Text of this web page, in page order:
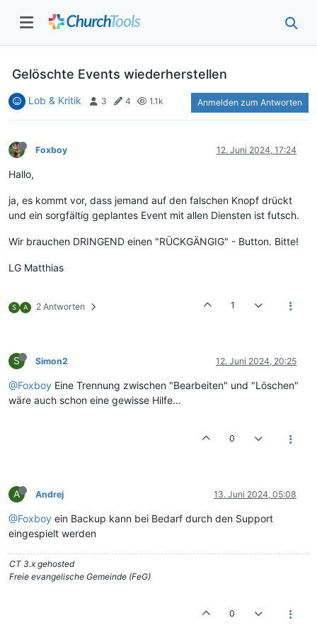
Gelöschte Events wiederherstellen
Lob & Kritik 3 4 1.1k Anmelden zum Antworten
Foxboy 12. Juni 2024, 17:24
Hallo,
ja, es kommt vor, dass jemand auf den falschen Knopf drückt
und ein sorgfältig geplantes Event mit allen Diensten ist futsch.
Wir brauchen DRINGEND einen "RÜCKGÄNGIG" - Button. Bitte!
LG Matthias
S A 2 Antworten 1
S Simon2 12. Juni 2024, 20:25
@Foxboy Eine Trennung zwischen "Bearbeiten" und "Löschen"
wäre auch schon eine gewisse Hilfe...
0
A Andrej 13. Juni 2024, 05:08
@Foxboy ein Backup kann bei Bedarf durch den Support
eingespielt werden
CT 3.x gehosted
Freie evangelische Gemeinde (FeG)
0